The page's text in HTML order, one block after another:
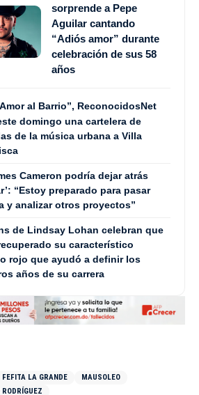
sorprende a Pepe
Aguilar cantando
“Adiós amor” durante
celebración de sus 58
años
Amor al Barrio”, ReconocidosNet
domingo una cartelera de
de la música urbana a Villa
Cameron podría dejar atrás
“Estoy preparado para pasar
y analizar otros proyectos”
de Lindsay Lohan celebran que
su característico
rojo que ayudó a definir los
años de su carrera
FEFITA LA GRANDE
MAUSOLEO